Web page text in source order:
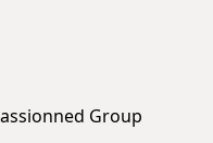
Group